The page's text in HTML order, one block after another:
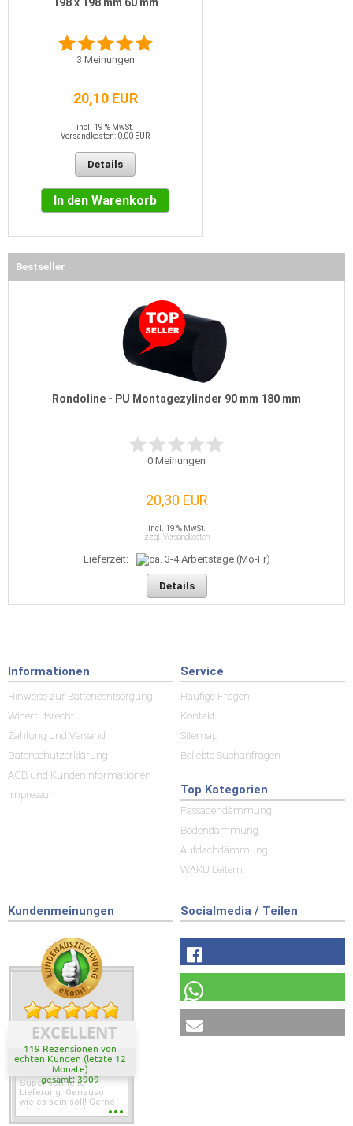
198 x 198 mm 60 mm
3 Meinungen
20,10 EUR
incl. 19 % MwSt.
Versandkosten: 0,00 EUR
Details
In den Warenkorb
Bestseller
Rondoline - PU Montagezylinder 90 mm 180 mm
0 Meinungen
20,30 EUR
incl. 19 % MwSt.
zzgl. Versandkosten
Lieferzeit:
Details
Informationen
Hinweise zur Batterieentsorgung
Widerrufsrecht
Zahlung und Versand
Datenschutzerklärung
AGB und Kundeninformationen
Impressum
Service
Häufige Fragen
Kontakt
Sitemap
Beliebte Suchanfragen
Top Kategorien
Fassadendämmung
Bodendämmung
Aufdachdämmung
WAKÜ Leitern
Kundenmeinungen
EXCELLENT
119 Rezensionen von
echten Kunden (letzte 12
Monate)
gesamt: 3909
Super schnelle
Lieferung. Genauso
wie es sein soll! Gerne
wieder wenn ich was
Socialmedia / Teilen